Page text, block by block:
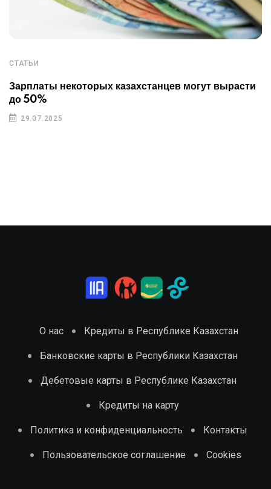
СТАТЬИ
Зарплаты некоторых казахстанцев могут вырасти
до 50%
29.07.2025
О нас Кредиты в Республике Казахстан
Банковские карты в Республики Казахстан
Дебетовые карты в Республике Казахстан
Кредиты на карту
Политика и конфиденциальность Контакты
Пользовательское соглашение Cookies